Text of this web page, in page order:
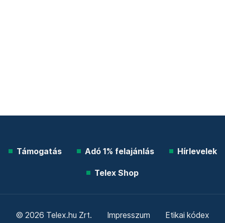
Támogatás Adó 1% felajánlás Hírlevelek
Telex Shop
© 2026 Telex.hu Zrt. Impresszum Etikai kódex